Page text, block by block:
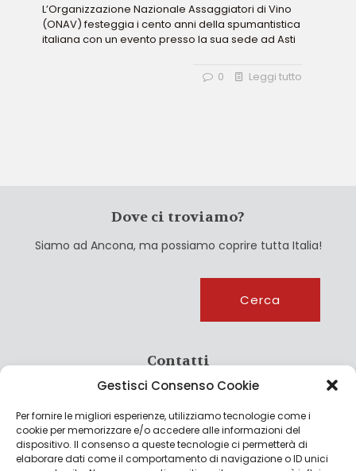
Gestisci Consenso Cookie
Per fornire le migliori esperienze, utilizziamo tecnologie come i
cookie per memorizzare e/o accedere alle informazioni del
dispositivo. Il consenso a queste tecnologie ci permetterà di
elaborare dati come il comportamento di navigazione o ID unici
L’Organizzazione Nazionale Assaggiatori di Vino
(ONAV) festeggia i cento anni della spumantistica
italiana con un evento presso la sua sede ad Asti
0 Leggi tutto
Dove ci troviamo?
Siamo ad Ancona, ma possiamo coprire tutta Italia!
Cerca
Contatti
info@culturagroalimentare.com
Note legali